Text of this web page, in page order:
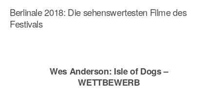
Berlinale 2018: Die sehenswertesten Filme des
Festivals
Wes Anderson: Isle of Dogs –
WETTBEWERB